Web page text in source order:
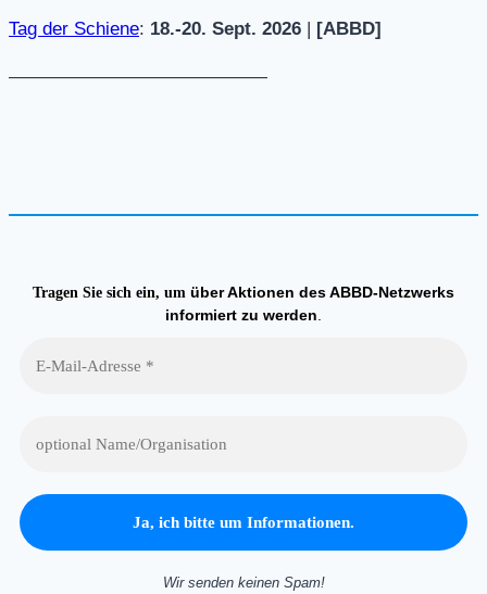
Tag der Schiene: 18.-20. Sept. 2026 | [ABBD]
——————————————
Tragen Sie sich ein, um über Aktionen des ABBD-Netzwerks
informiert zu werden
Wir senden keinen Spam!